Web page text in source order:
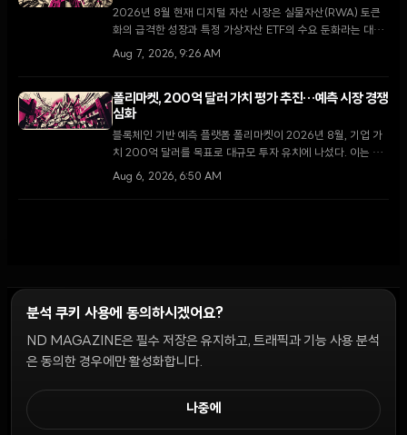
2026년 8월 현재 디지털 자산 시장은 실물자산(RWA) 토큰
화의 급격한 성장과 특정 가상자산 ETF의 수요 둔화라는 대조
적인 국면을 맞이하고 있다. 코인셰어즈에 따르면 RWA 예치
Aug 7, 2026, 9:26 AM
폴리마켓, 200억 달러 가치 평가 추진…예측 시장 경쟁
심화
블록체인 기반 예측 플랫폼 폴리마켓이 2026년 8월, 기업 가
치 200억 달러를 목표로 대규모 투자 유치에 나섰다. 이는 지
난 4월 비공개로 진행된 150억 달러 규모의 펀딩 이후 불과 4
Aug 6, 2026, 6:50 AM
윤리 원칙 Discord 봇캠페인 가이드커뮤니티 랭킹
쿠키 설정
분석 쿠키 사용에 동의하시겠어요?
ND MAGAZINE은 필수 저장은 유지하고, 트래픽과 기능 사용 분석
은 동의한 경우에만 활성화합니다.
나중에